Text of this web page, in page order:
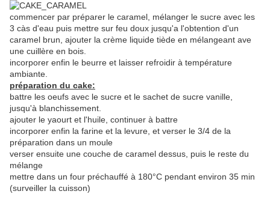
commencer par préparer le caramel, mélanger le sucre avec les
3 càs d'eau puis mettre sur feu doux jusqu'a l'obtention d'un
caramel brun, ajouter la crème liquide tiède en mélangeant ave
une cuillère en bois.
incorporer enfin le beurre et laisser refroidir à température
ambiante.
préparation du cake:
battre les oeufs avec le sucre et le sachet de sucre vanille,
jusqu'à blanchissement.
ajouter le yaourt et l'huile, continuer à battre
incorporer enfin la farine et la levure, et verser le 3/4 de la
préparation dans un moule
verser ensuite une couche de caramel dessus, puis le reste du
mélange
mettre dans un four préchauffé à 180°C pendant environ 35 min
(surveiller la cuisson)